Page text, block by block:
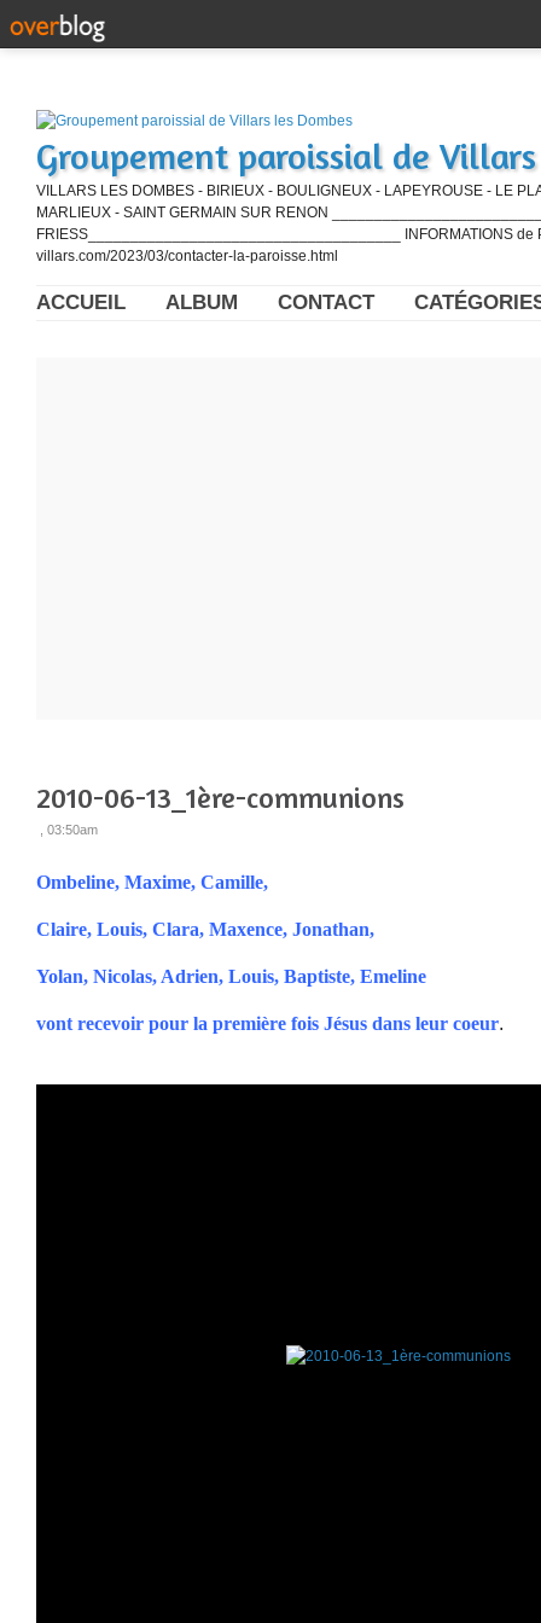
Groupement paroissial de
VILLARS LES DOMBES - BIRIEUX - BOULIGNEUX - LAPEYROUSE - LE
MARLIEUX - SAINT GERMAIN SUR RENON
FRIESS_____________________________________ INFORMATIONS de
villars.com/2023/03/contacter-la-paroisse.html
ACCUEIL ALBUM CONTACT
2010-06-13_1ère-communions
, 03:50am
Ombeline, Maxime, Camille,
Claire, Louis, Clara, Maxence, Jonathan,
Yolan, Nicolas, Adrien, Louis, Baptiste, Emeline
vont recevoir pour la première fois Jésus dans leur coeur.